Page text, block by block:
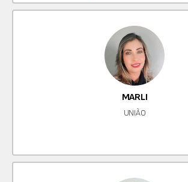
MARLI
UNIÃO